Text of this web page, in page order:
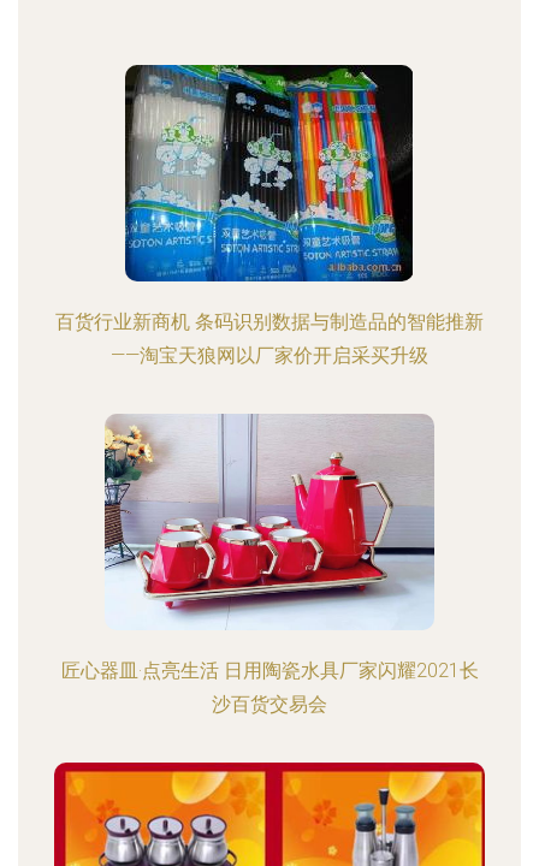
百货行业新商机 条码识别数据与制造品的智能推新
——淘宝天狼网以厂家价开启采买升级
匠心器皿·点亮生活 日用陶瓷水具厂家闪耀2021长
沙百货交易会